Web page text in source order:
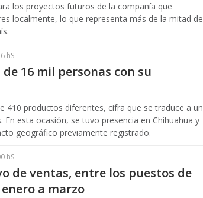
los proyectos futuros de la compañía que
localmente, lo que representa más de la mitad de
hS
16 mil personas con su
410 productos diferentes, cifra que se traduce a un
esta ocasión, se tuvo presencia en Chihuahua y
geográfico previamente registrado.
hS
de ventas, entre los puestos de
a marzo